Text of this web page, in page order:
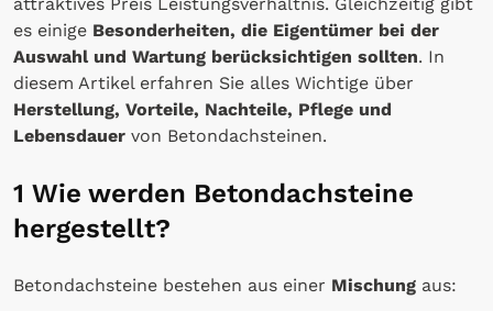
es einige Besonderheiten, die Eigentümer bei der
Auswahl und Wartung berücksichtigen sollten. In
diesem Artikel erfahren Sie alles Wichtige über
Herstellung, Vorteile, Nachteile, Pflege und
Lebensdauer von Betondachsteinen.
1 Wie werden Betondachsteine
hergestellt?
Betondachsteine bestehen aus einer Mischung aus: